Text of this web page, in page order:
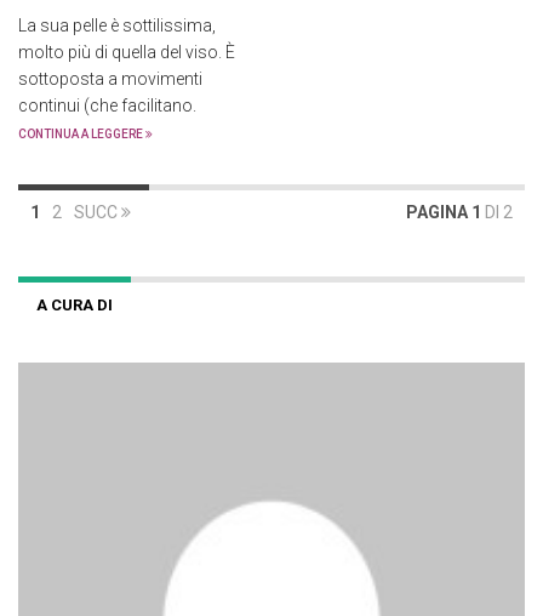
La sua pelle è sottilissima,
molto più di quella del viso. È
sottoposta a movimenti
continui (che facilitano.
CONTINUA A LEGGERE
1 2 SUCC PAGINA 1 DI 2
A CURA DI